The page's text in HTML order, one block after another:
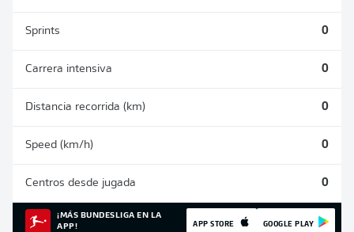
Sprints 0
Carrera intensiva 0
Distancia recorrida (km) 0
Speed (km/h) 0
Centros desde jugada 0
¡MÁS BUNDESLIGA EN LA
APP!
APP STORE GOOGLE PLAY